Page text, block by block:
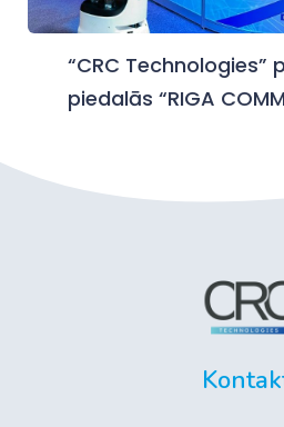
“CRC Technologies”
piedalās “RIGA